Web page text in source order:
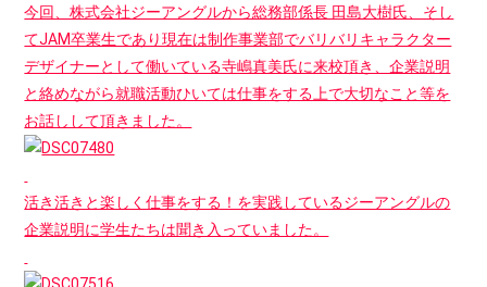
今回、株式会社ジーアングルから総務部係長 田島大樹氏、そし
てJAM卒業生であり現在は制作事業部でバリバリキャラクター
デザイナーとして働いている寺嶋真美氏に来校頂き、企業説明
と絡めながら就職活動ひいては仕事をする上で大切なこと等を
お話しして頂きました。
活き活きと楽しく仕事をする！を実践しているジーアングルの
企業説明に学生たちは聞き入っていました。